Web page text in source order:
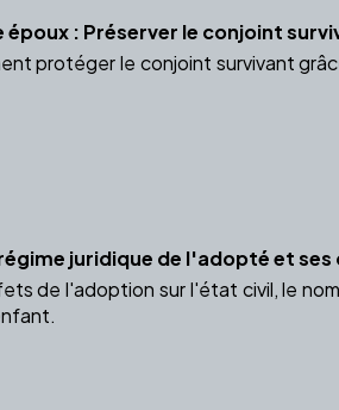
: Préserver le conjoint
protéger le conjoint survivant
juridique de l'adopté et
de l'adoption sur l'état civil, le